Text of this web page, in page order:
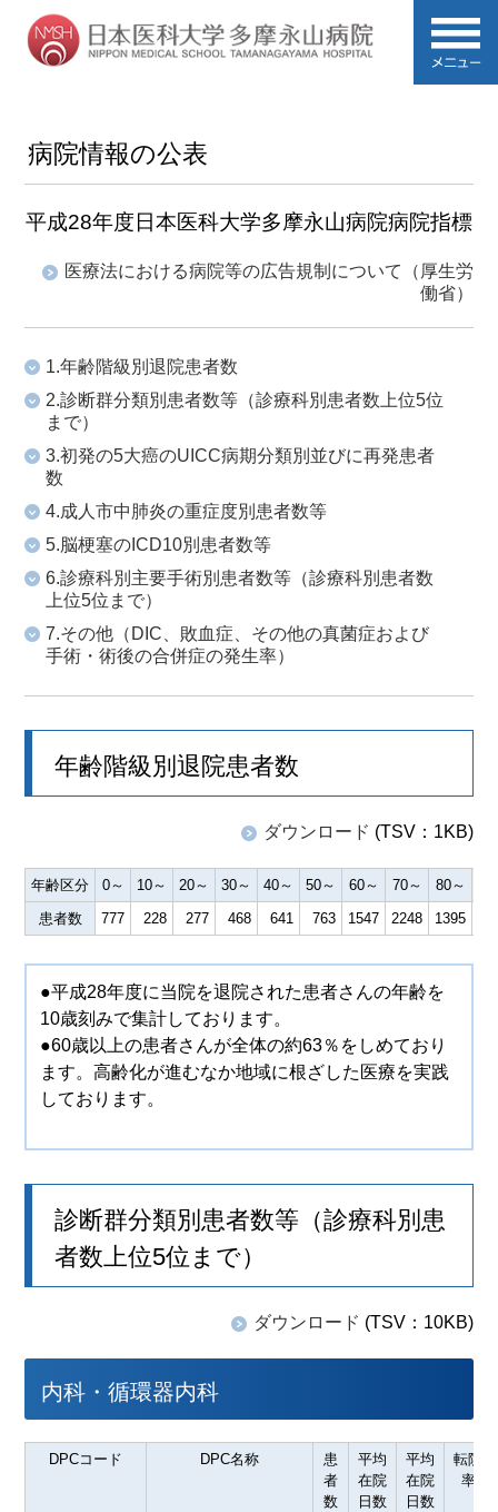
病院情報の公表
平成28年度日本医科大学多摩永山病院病院指標
医療法における病院等の広告規制について（厚生労
働省）
1.年齢階級別退院患者数
2.診断群分類別患者数等（診療科別患者数上位5位
まで）
3.初発の5大癌のUICC病期分類別並びに再発患者
数
4.成人市中肺炎の重症度別患者数等
5.脳梗塞のICD10別患者数等
6.診療科別主要手術別患者数等（診療科別患者数
上位5位まで）
7.その他（DIC、敗血症、その他の真菌症および
手術・術後の合併症の発生率）
年齢階級別退院患者数
ダウンロード (TSV：1KB)
年齢区分 0～ 10～ 20～ 30～ 40～ 50～ 60～ 70～ 80～
患者数
777 228 277 468 641 763 1547 2248 1395
●平成28年度に当院を退院された患者さんの年齢を
10歳刻みで集計しております。
●60歳以上の患者さんが全体の約63％をしめており
ます。高齢化が進むなか地域に根ざした医療を実践
しております。
診断群分類別患者数等（診療科別患
者数上位5位まで）
ダウンロード (TSV：10KB)
内科・循環器内科
DPCコード DPC名称
患
者
数
平均
在院
日数
平均
在院
日数
転院
率